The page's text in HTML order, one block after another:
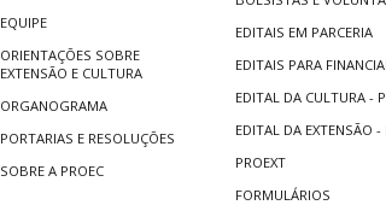
EQUIPE
ORIENTAÇÕES SOBRE
EXTENSÃO E CULTURA
ORGANOGRAMA
PORTARIAS E RESOLUÇÕES
SOBRE A PROEC
EDITAIS EM PARCERIA
EDITAIS PARA
EDITAL DA CULTURA -
EDITAL DA EXTENSÃO -
PROEXT
FORMULÁRIOS